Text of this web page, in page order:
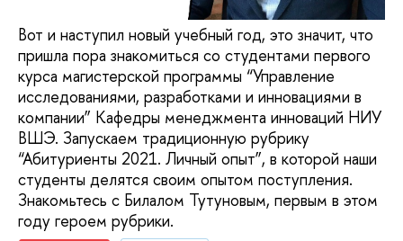
Вот и наступил новый учебный год, это значит, что
пришла пора знакомиться со студентами первого
курса магистерской программы “Управление
исследованиями, разработками и инновациями в
компании” Кафедры менеджмента инноваций НИУ
ВШЭ. Запускаем традиционную рубрику
“Абитуриенты 2021. Личный опыт”, в которой наши
студенты делятся своим опытом поступления.
Знакомьтесь с Билалом Тутуновым, первым в этом
году героем рубрики.